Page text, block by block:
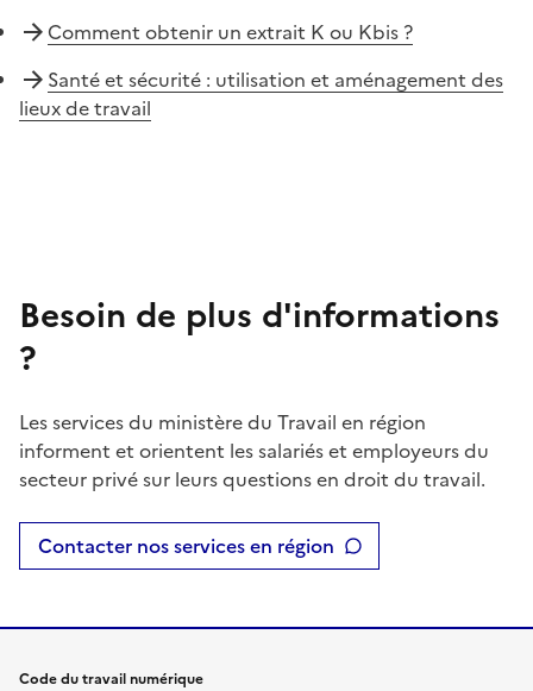
Comment obtenir un extrait K ou Kbis ?
Santé et sécurité : utilisation et aménagement des
lieux de travail
Besoin de plus d'informations
?
Les services du ministère du Travail en région
informent et orientent les salariés et employeurs du
secteur privé sur leurs questions en droit du travail.
Contacter nos services en région
Code du travail numérique